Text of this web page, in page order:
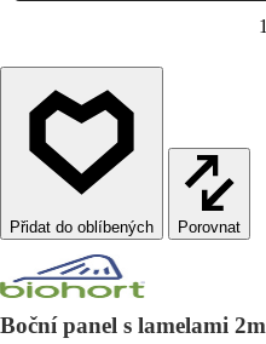
1
Porovnat
Boční panel s lamelami 2m